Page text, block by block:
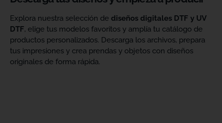
Explora nuestra selección de diseños digitales DTF y UV
DTF, elige tus modelos favoritos y amplía tu catálogo de
productos personalizados. Descarga los archivos, prepara
tus impresiones y crea prendas y objetos con diseños
originales de forma rápida.